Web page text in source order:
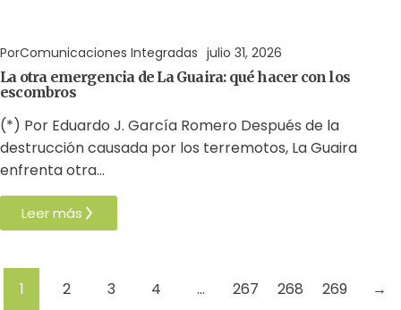
PorComunicaciones Integradas julio 31, 2026
La otra emergencia de La Guaira: qué hacer con los
escombros
(*) Por Eduardo J. García Romero Después de la
destrucción causada por los terremotos, La Guaira
enfrenta otra…
Leer más
1 2 3 4 … 267 268 269 →